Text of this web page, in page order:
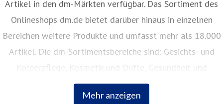
Mehr anzeigen
Artikel in den dm-Märkten verfügbar. Das Sortiment des
Onlineshops dm.de bietet darüber hinaus in einzelnen
Bereichen weitere Produkte und umfasst mehr als 18.000
Artikel. Die dm-Sortimentsbereiche sind: Gesichts- und
Körperpflege, Kosmetik und Düfte, Gesundheit und
Naturkost, Babynahrung, Babykleidung, Babypflege,
Haushalt, Foto, Hygieneartikel, Tiernahrung.